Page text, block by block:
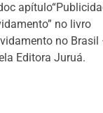
no livro
no
Editora Juruá.